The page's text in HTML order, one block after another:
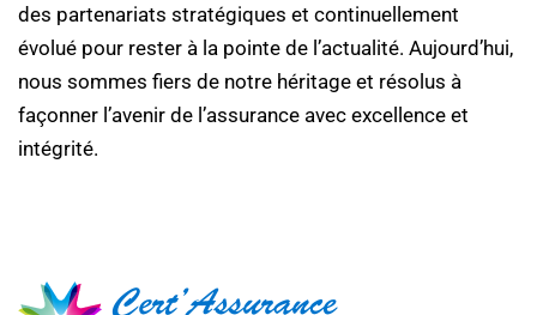
des partenariats stratégiques et continuellement
évolué pour rester à la pointe de l’actualité. Aujourd’hui,
nous sommes fiers de notre héritage et résolus à
façonner l’avenir de l’assurance avec excellence et
intégrité.